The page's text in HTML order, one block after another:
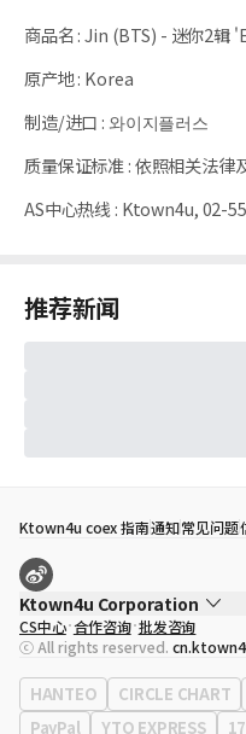
商品名:Jin (BTS) - 迷你2辑
原产地: Korea
制造/进口 : 와이지플러스
质量保证标准 :依照相关法律
AS中心热线 : Ktown4u, 02-
推荐新闻
Ktown4u coex 指南通知常见问题
Ktown4u Corporation
代表
宋効珉
营业执照 120-87-71116
公司地址 首尔特别市 江南区 岭东
CS中心 合作咨询 批发咨询
ⓒ All rights reserved.
HANTEO CIRCLE CHART
PayPal
YTO EXPRESS